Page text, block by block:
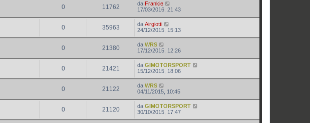
0 11762 da Frankie
17/03/2016, 21:43
0 35963 da Airgiotti
24/12/2015, 15:13
0 21380 da WRS
17/12/2015, 12:26
0 21421 da GIMOTORSPORT
15/12/2015, 18:06
0 21122 da WRS
04/11/2015, 10:45
0 21120 da GIMOTORSPORT
30/10/2015, 17:47